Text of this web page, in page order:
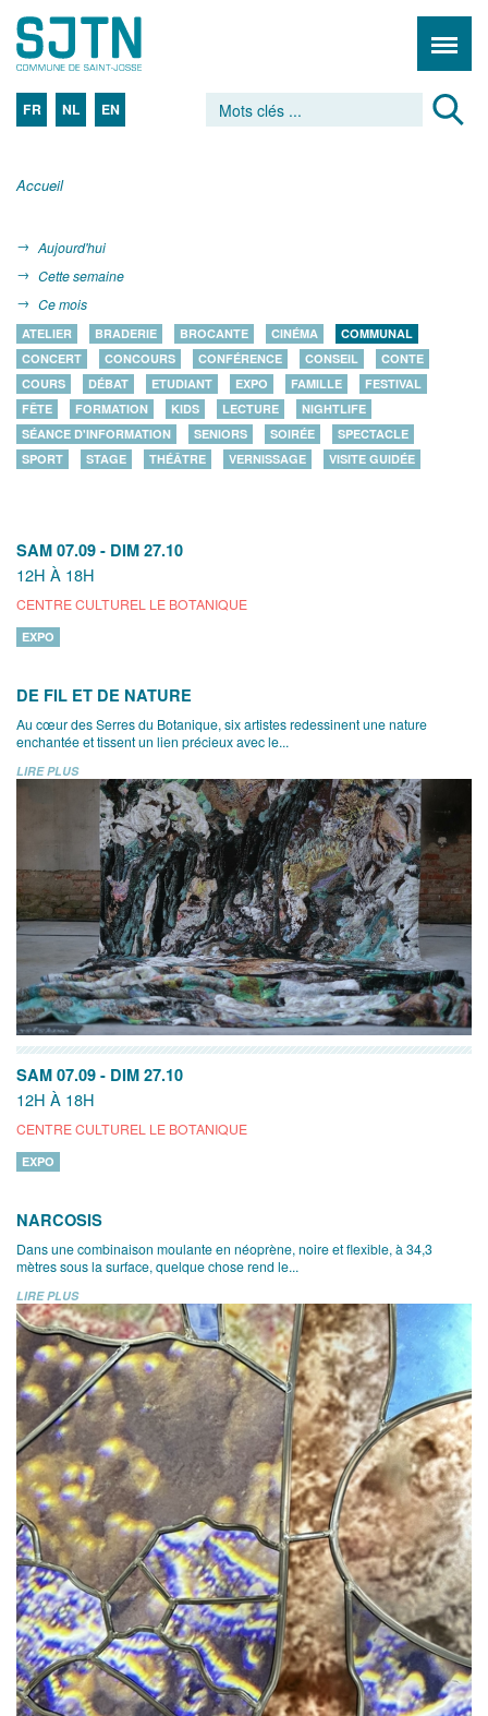
FR NL EN
Accueil
Aujourd'hui
Cette semaine
Ce mois
ATELIER BRADERIE BROCANTE CINÉMA
COMMUNAL
CONCERT
CONCOURS CONFÉRENCE CONSEIL
CONTE
COURS
DÉBAT ETUDIANT EXPO FAMILLE
FESTIVAL
FÊTE
FORMATION KIDS LECTURE
NIGHTLIFE
SÉANCE D'INFORMATION
SENIORS SOIRÉE
SPECTACLE
SPORT
STAGE THÉÂTRE VERNISSAGE VISITE GUIDÉE
SAM 07.09 - DIM 27.10
12H À 18H
CENTRE CULTUREL LE BOTANIQUE
EXPO
DE FIL ET DE NATURE
Au cœur des Serres du Botanique, six artistes redessinent une nature
enchantée et tissent un lien précieux avec le...
LIRE PLUS
SAM 07.09 - DIM 27.10
12H À 18H
CENTRE CULTUREL LE BOTANIQUE
EXPO
NARCOSIS
Dans une combinaison moulante en néoprène, noire et flexible, à 34,3
mètres sous la surface, quelque chose rend le...
LIRE PLUS